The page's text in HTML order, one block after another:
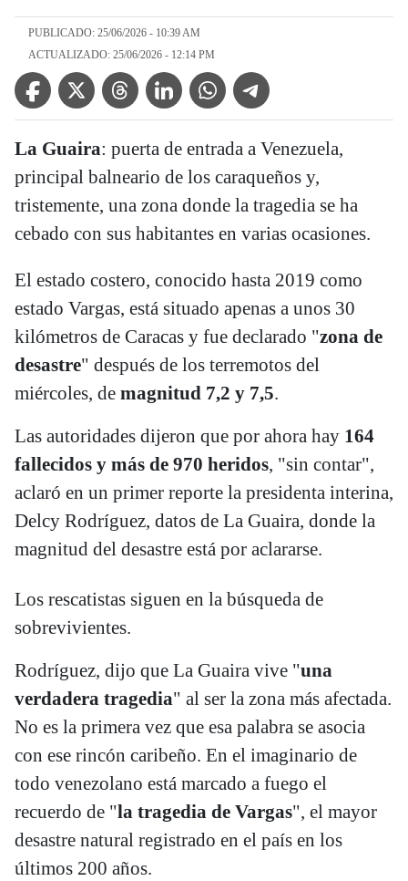
PUBLICADO: 25/06/2026 - 10:39 AM
ACTUALIZADO: 25/06/2026 - 12:14 PM
Facebook IconTwitter IconThreads IconLinkedin IconWhatsApp IconTelegram Icon
La Guaira: puerta de entrada a Venezuela,
principal balneario de los caraqueños y,
tristemente, una zona donde la tragedia se ha
cebado con sus habitantes en varias ocasiones.
El estado costero, conocido hasta 2019 como
estado Vargas, está situado apenas a unos 30
kilómetros de Caracas y fue declarado "zona de
desastre" después de los terremotos del
miércoles, de magnitud 7,2 y 7,5.
Las autoridades dijeron que por ahora hay 164
fallecidos y más de 970 heridos, "sin contar",
aclaró en un primer reporte la presidenta interina,
Delcy Rodríguez, datos de La Guaira, donde la
magnitud del desastre está por aclararse.
Los rescatistas siguen en la búsqueda de
sobrevivientes.
Rodríguez, dijo que La Guaira vive "una
verdadera tragedia" al ser la zona más afectada.
No es la primera vez que esa palabra se asocia
con ese rincón caribeño. En el imaginario de
todo venezolano está marcado a fuego el
recuerdo de "la tragedia de Vargas", el mayor
desastre natural registrado en el país en los
últimos 200 años.